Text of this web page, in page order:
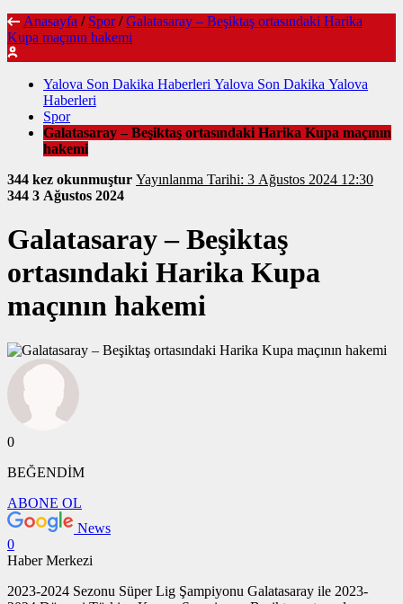
Anasayfa / Spor / Galatasaray – Beşiktaş ortasındaki Harika
Kupa maçının hakemi
Yalova Son Dakika Haberleri Yalova Son Dakika Yalova
Haberleri
Spor
Galatasaray – Beşiktaş ortasındaki Harika Kupa maçının
hakemi
344 kez okunmuştur
Yayınlanma Tarihi: 3 Ağustos 2024 12:30
344 3 Ağustos 2024
Galatasaray – Beşiktaş
ortasındaki Harika Kupa
maçının hakemi
0
BEĞENDİM
ABONE OL
News
0
Haber Merkezi
2023-2024 Sezonu Süper Lig Şampiyonu Galatasaray ile 2023-